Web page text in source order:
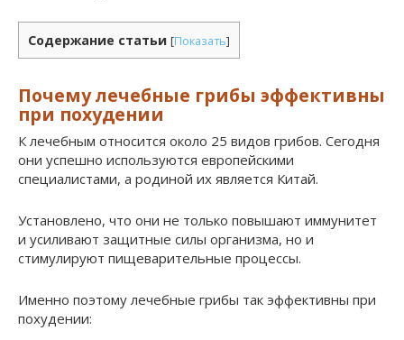
Содержание статьи [Показать]
Почему лечебные грибы эффективны
при похудении
К лечебным относится около 25 видов грибов. Сегодня
они успешно используются европейскими
специалистами, а родиной их является Китай.
Установлено, что они не только повышают иммунитет
и усиливают защитные силы организма, но и
стимулируют пищеварительные процессы.
Именно поэтому лечебные грибы так эффективны при
похудении: